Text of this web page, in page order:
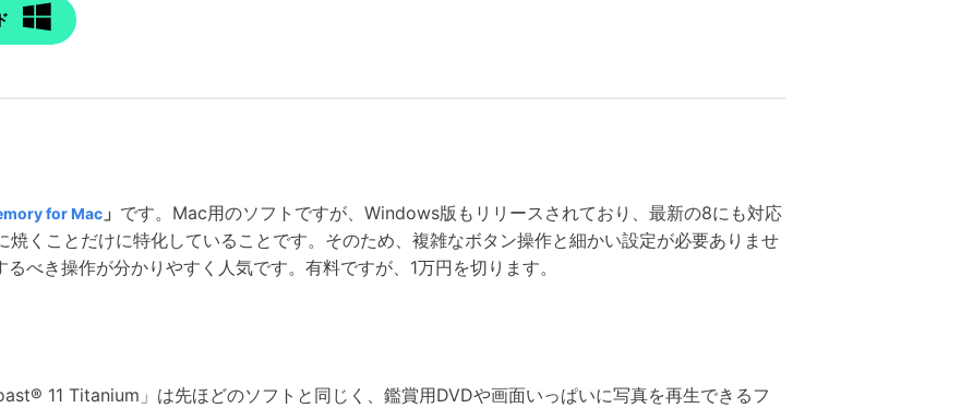
for Mac 」 です。Mac用のソフトですが、Windows版もリリースされており、最新の8にも対応
焼くことだけに特化していることです。そのため、複雑なボタン操作と細かい設定が必要ありませ
べき操作が分かりやすく人気です。有料ですが、1万円を切ります。
11 Titanium」は先ほどのソフトと同じく、鑑賞用DVDや画面いっぱいに写真を再生できるフ